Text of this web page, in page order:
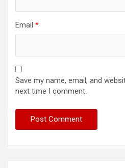
Email *
Save my name, email, and
next time I comment.